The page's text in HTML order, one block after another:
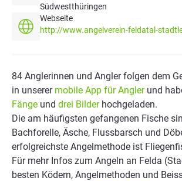
Südwestthüringen
Webseite
http://www.angelverein-feldatal-
84 Anglerinnen und Angler folgen dem
in unserer mobile App für Anglerund
Fänge und drei Bilderhochgeladen.
Die am häufigsten gefangenen Fische
Bachforelle, Äsche, Flussbarsch und
erfolgreichste Angelmethode ist
Für mehr Infos zum Angeln an Felda
besten Ködern, Angelmethoden und